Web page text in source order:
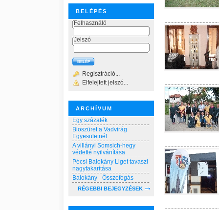
BELÉPÉS
Felhasználó
Jelszó
Regisztráció...
Elfelejtett jelszó...
ARCHÍVUM
Egy százalék
Bioszüret a Vadvirág
Egyesületnél
A villányi Somsich-hegy
védetté nyilvánítása
Pécsi Balokány Liget tavaszi
nagytakarítása
Balokány - Összefogás
RÉGEBBI BEJEGYZÉSEK